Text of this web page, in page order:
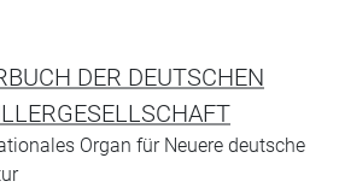
DER DEUTSCHEN
Organ für Neuere deutsche